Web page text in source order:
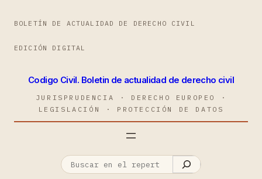
BOLETÍN DE ACTUALIDAD DE DERECHO CIVIL
EDICIÓN DIGITAL
Codigo Civil. Boletin de actualidad de derecho civil
JURISPRUDENCIA · DERECHO EUROPEO ·
LEGISLACIÓN · PROTECCIÓN DE DATOS